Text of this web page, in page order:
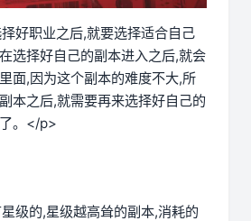
好职业之后,就要选择适合自己
选择好自己的副本进入之后,就会
面,因为这个副本的难度不大,所
本之后,就需要再来选择好自己的
。</p>
级的,星级越高耸的副本,消耗的